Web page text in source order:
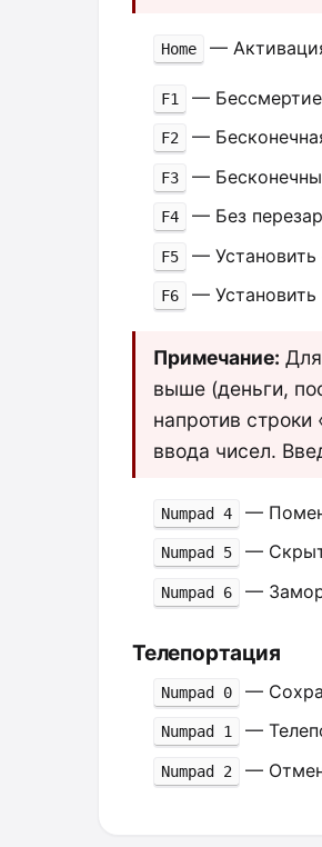
Home —
F1 — Бессмертие
F2 —
F3 —
F4 — Без
F5 — Установить
F6 — Установить
Примечание:
выше (деньги,
напротив
ввода чисел.
Numpad 4 —
Numpad 5 —
Numpad 6 —
Телепортация
Numpad 0 —
Numpad 1 —
Numpad 2 —